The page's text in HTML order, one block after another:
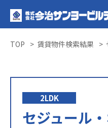
TOP 賃貸物件検索結果
2LDK
セジュール